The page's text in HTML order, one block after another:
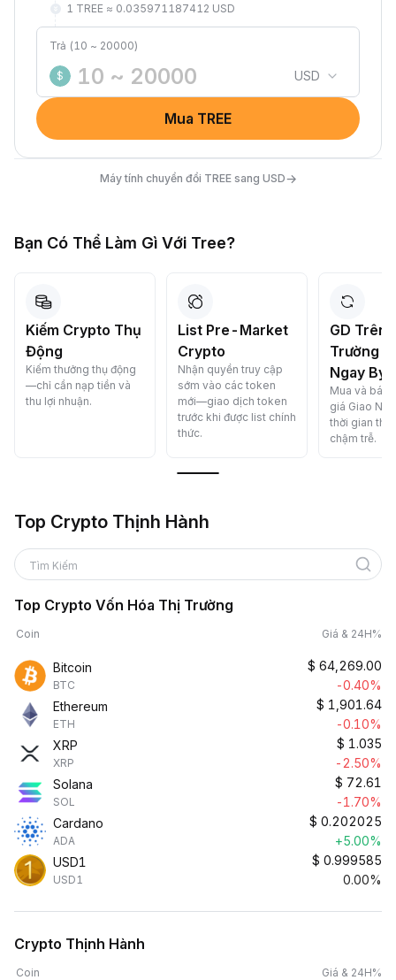
1 TREE ≈ 0.035971187412 USD
Trả (10 ~ 20000)
$ USD
Mua TREE
Máy tính chuyển đổi TREE sang USD→
Bạn Có Thể Làm Gì Với Tree?
Kiếm Crypto Thụ
Động
Kiếm thưởng thụ động
—chỉ cần nạp tiền và
thu lợi nhuận.
List Pre-Market
Crypto
Nhận quyền truy cập
sớm vào các token
mới—giao dịch token
trước khi được list chính
thức.
GD Trên
Trường
Ngay
Mua và bán
giá Giao
thời gian
chậm trễ.
Top Crypto Thịnh Hành
Tìm Kiếm
Top Crypto Vốn Hóa Thị Trường
Coin Giá & 24H%
Bitcoin
BTC
$ 64,269.00
-0.40%
Ethereum
ETH
$ 1,901.64
-0.10%
XRP
XRP
$ 1.035
-2.50%
Solana
SOL
$ 72.61
-1.70%
Cardano
ADA
$ 0.202025
+5.00%
USD1
USD1
$ 0.999585
0.00%
Crypto Thịnh Hành
Coin Giá & 24H%